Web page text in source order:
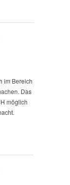
im Bereich
Das
möglich